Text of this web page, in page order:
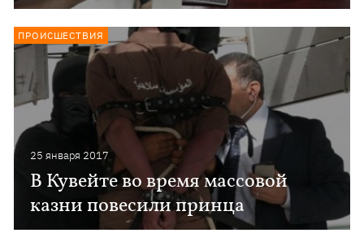
25 января 2017
В Кувейте во время массовой
казни повесили принца
ПРОИСШЕСТВИЯ